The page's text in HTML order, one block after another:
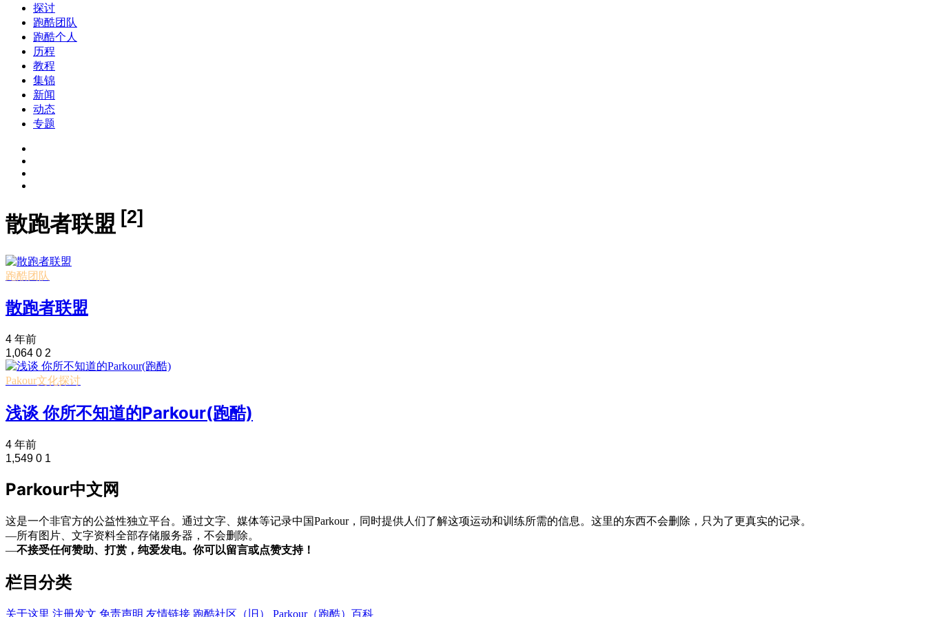
探讨
跑酷团队
跑酷个人
历程
教程
集锦
新闻
动态
专题
散跑者联盟 [2]
跑酷团队
散跑者联盟
4 年前
1,064 0 2
Pakour文化探讨
浅谈 你所不知道的Parkour(跑酷)
4 年前
1,549 0 1
Parkour中文网
这是一个非官方的公益性独立平台。通过文字、媒体等记录中国Parkour，同时提供人们了解这项运动和训练所需的信息。这里的东西不会删除，只为了更真实的记录。
—所有图片、文字资料全部存储服务器，不会删除。
—不接受任何赞助、打赏，纯爱发电。你可以留言或点赞支持！
栏目分类
关于这里 注册发文 免责声明 友情链接 跑酷社区（旧） Parkour（跑酷）百科